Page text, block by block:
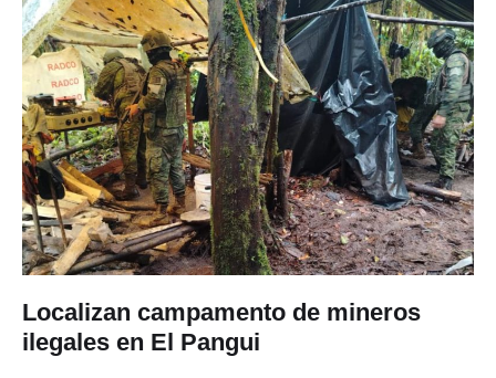
Localizan campamento de mineros
ilegales en El Pangui